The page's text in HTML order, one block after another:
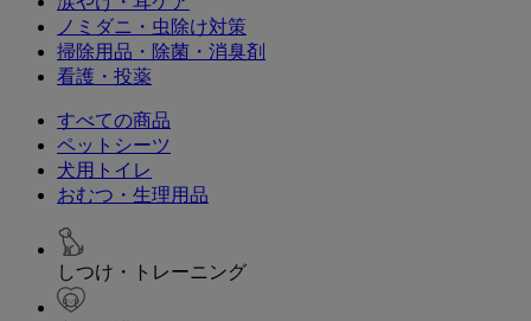
ノミダニ・虫除け対策
掃除用品・除菌・消臭剤
看護・投薬
すべての商品
ペットシーツ
犬用トイレ
おむつ・生理用品
しつけ・トレーニング